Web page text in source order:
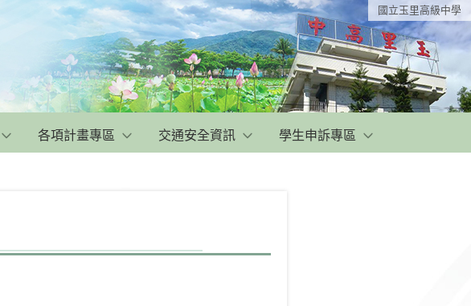
國立玉里高級中學
各項計畫專區 交通安全資訊 學生申訴專區